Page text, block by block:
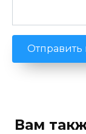
Вам